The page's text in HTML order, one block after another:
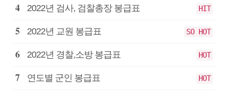
2022년 검사, 검찰총장 봉급표 HIT
2022년 교원 봉급표 SO HOT
2022년 경찰,소방 봉급표 HOT
연도별 군인 봉급표 HOT